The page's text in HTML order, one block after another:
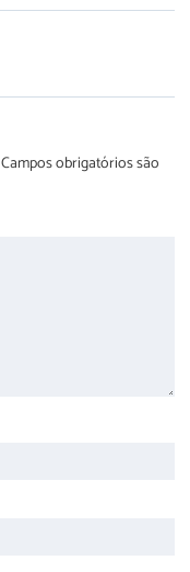
Campos obrigatórios são